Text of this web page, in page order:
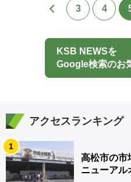
3 4
KSB NEWSを
Google検索のお
アクセスランキング
1
高松市の
ニューアル